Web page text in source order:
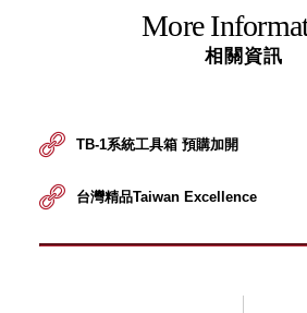
More
相關資訊
TB-1系統工具箱 預購加開
台灣精品Taiwan Excellence